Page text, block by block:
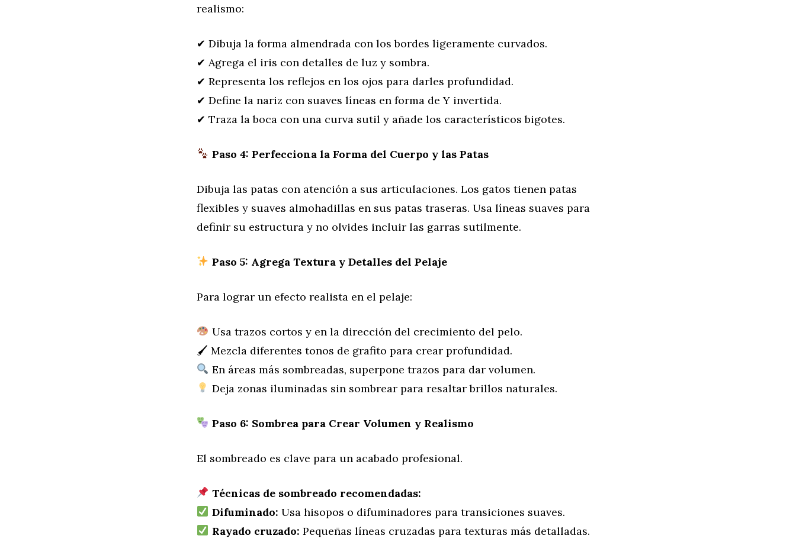
realismo:
✔ Dibuja la forma almendrada con los bordes ligeramente curvados.
✔ Agrega el iris con detalles de luz y sombra.
✔ Representa los reflejos en los ojos para darles profundidad.
✔ Define la nariz con suaves líneas en forma de Y invertida.
✔ Traza la boca con una curva sutil y añade los característicos bigotes.
Paso 4: Perfecciona la Forma del Cuerpo y las Patas
Dibuja las patas con atención a sus articulaciones. Los gatos tienen patas
flexibles y suaves almohadillas en sus patas traseras. Usa líneas suaves para
definir su estructura y no olvides incluir las garras sutilmente.
Paso 5: Agrega Textura y Detalles del Pelaje
Para lograr un efecto realista en el pelaje:
Usa trazos cortos y en la dirección del crecimiento del pelo.
🖌 Mezcla diferentes tonos de grafito para crear profundidad.
En áreas más sombreadas, superpone trazos para dar volumen.
Deja zonas iluminadas sin sombrear para resaltar brillos naturales.
Paso 6: Sombrea para Crear Volumen y Realismo
El sombreado es clave para un acabado profesional.
Técnicas de sombreado recomendadas:
Difuminado: Usa hisopos o difuminadores para transiciones suaves.
Rayado cruzado: Pequeñas líneas cruzadas para texturas más detalladas.